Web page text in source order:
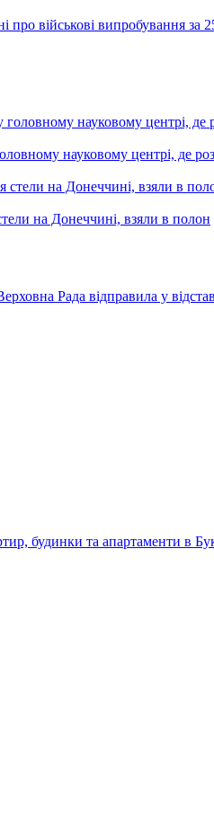
військові випробування за
науковому центрі, де
на Донеччині, взяли в полон
Рада відправила у
будинки та апартаменти в